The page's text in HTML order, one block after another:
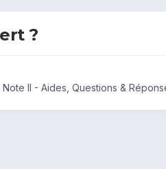
?
Note II - Aides, Questions &